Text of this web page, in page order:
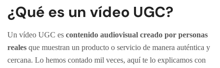
¿Qué es un vídeo UGC?
Un vídeo UGC es contenido audiovisual creado por personas
reales que muestran un producto o servicio de manera auténtica y
cercana. Lo hemos contado mil veces, aquí te lo explicamos con